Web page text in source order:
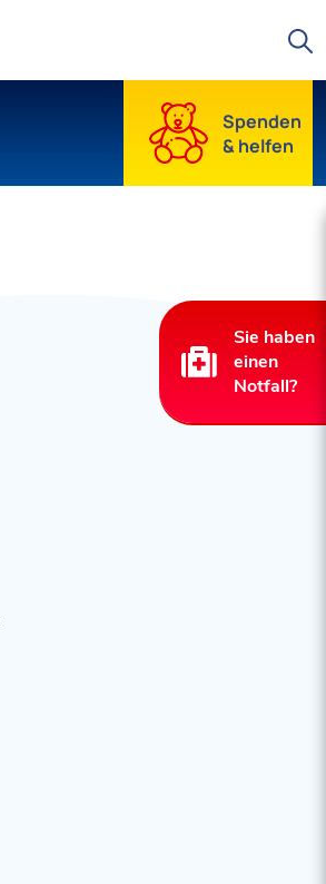
Sie haben
einen
Notfall?
Spenden
& helfen